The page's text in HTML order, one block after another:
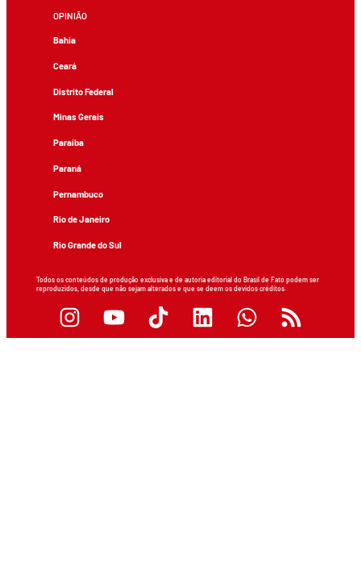
OPINIÃO
Bahia
Ceará
Distrito Federal
Minas Gerais
Paraíba
Paraná
Pernambuco
Rio de Janeiro
Rio Grande do Sul
Todos os conteúdos de produção exclusiva e de autoria editorial do Brasil de Fato podem ser
reproduzidos, desde que não sejam alterados e que se deem os devidos créditos.